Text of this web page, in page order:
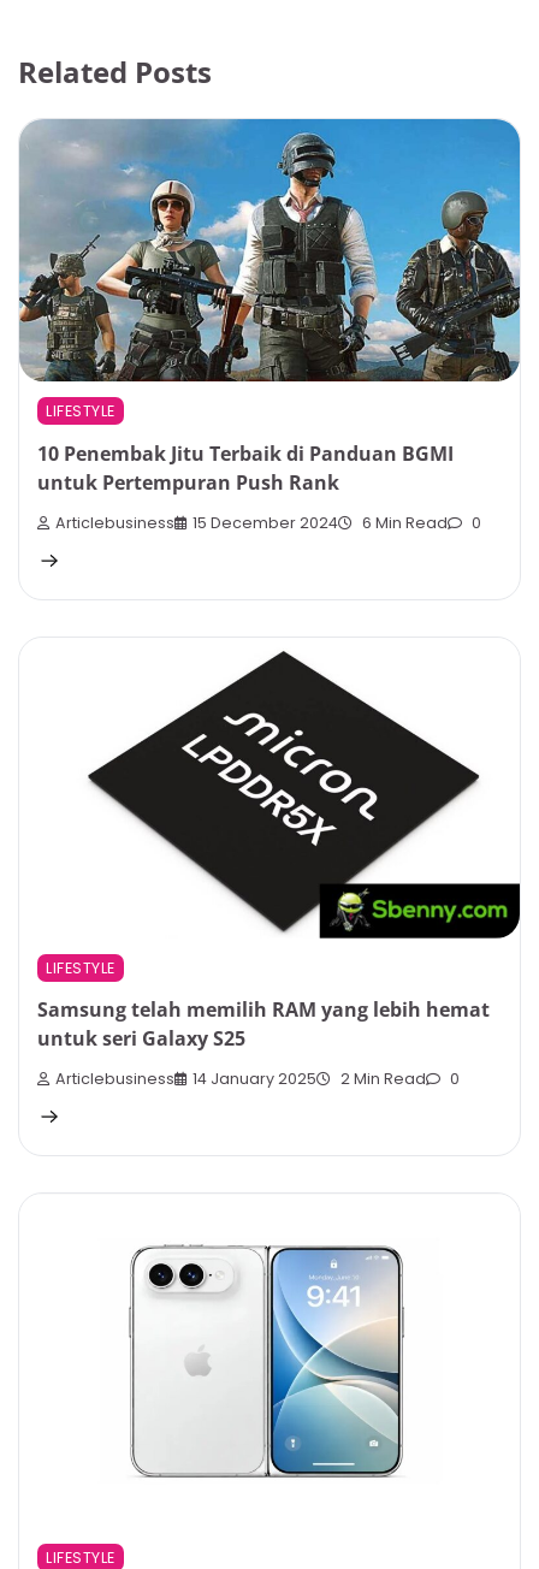
Related Posts
LIFESTYLE
10 Penembak Jitu Terbaik di Panduan BGMI
untuk Pertempuran Push Rank
Articlebusiness 15 December 2024 6 Min Read 0
LIFESTYLE
Samsung telah memilih RAM yang lebih hemat
untuk seri Galaxy S25
Articlebusiness 14 January 2025 2 Min Read 0
LIFESTYLE